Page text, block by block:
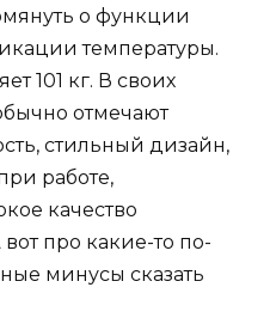
о функции
температуры.
101 кг. В своих
отмечают
стильный дизайн,
работе,
качество
про какие-то по-
минусы сказать